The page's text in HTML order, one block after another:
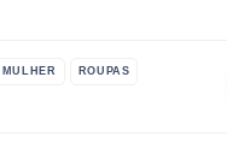
MULHER ROUPAS